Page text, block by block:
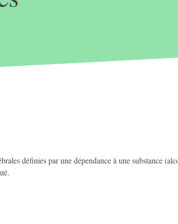
définies par une dépendance à une substance